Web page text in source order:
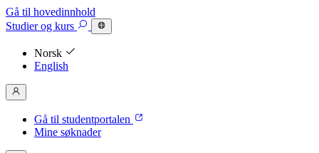
Gå til hovedinnhold
Studierog kurs
Norsk
English
Gå til studentportalen
Mine søknader